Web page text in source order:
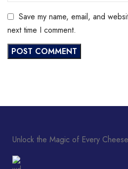
Save my name, email, and
next time I comment.
Unlock the Magic of Every